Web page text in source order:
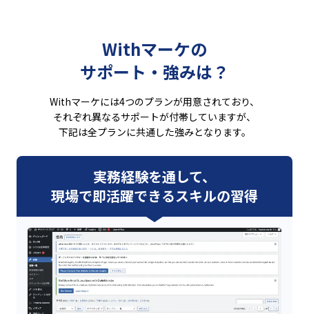
Withマーケの
サポート・強みは？
Withマーケには4つのプランが用意されており、
それぞれ異なるサポートが付帯していますが、
下記は全プランに共通した強みとなります。
実務経験を通して、
現場で即活躍できるスキルの習得